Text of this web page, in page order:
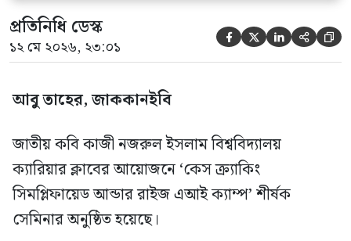
প্রতিনিধি ডেস্ক
১২ মে ২০২৬, ২৩:০১     
আবু তাহের, জাককানইবি
জাতীয় কবি কাজী নজরুল ইসলাম বিশ্ববিদ্যালয়
ক্যারিয়ার ক্লাবের আয়োজনে ‘কেস ক্র্যাকিং
সিমপ্লিফায়েড আন্ডার রাইজ এআই ক্যাম্প’ শীর্ষক
সেমিনার অনুষ্ঠিত হয়েছে।